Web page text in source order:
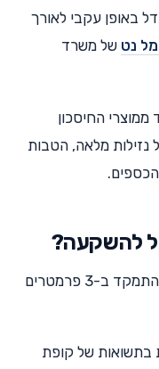
באופן עקבי לאורך
נט של משרד
החיסכון
נזילות מלאה, הטבות
הכספים.
בבחירת קופת גמל להשקעה, חשוב להתמקד ב-3 פרמטרים
בתשואות של קופת